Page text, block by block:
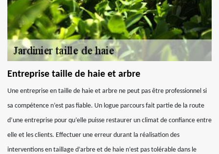
Entreprise taille de haie et arbre
Une entreprise en taille de haie et arbre ne peut pas être professionnel si
sa compétence n’est pas fiable. Un logue parcours fait partie de la route
d’une entreprise pour qu’elle puisse restaurer un climat de confiance entre
elle et les clients. Effectuer une erreur durant la réalisation des
interventions en taillage d’arbre et de haie n’est pas tolérable dans le